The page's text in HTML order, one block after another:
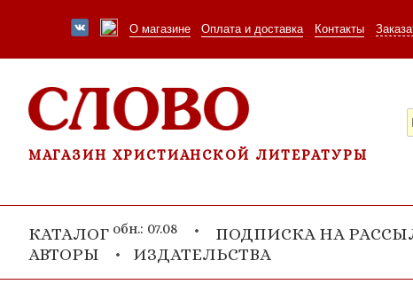
О магазине Оплата и доставка Контакты
МАГАЗИН ХРИСТИАНСКОЙ ЛИТЕРАТУРЫ
КАТАЛОГ обн.: 07.08 ПОДПИСКА НА
АВТОРЫ
ИЗДАТЕЛЬСТВА